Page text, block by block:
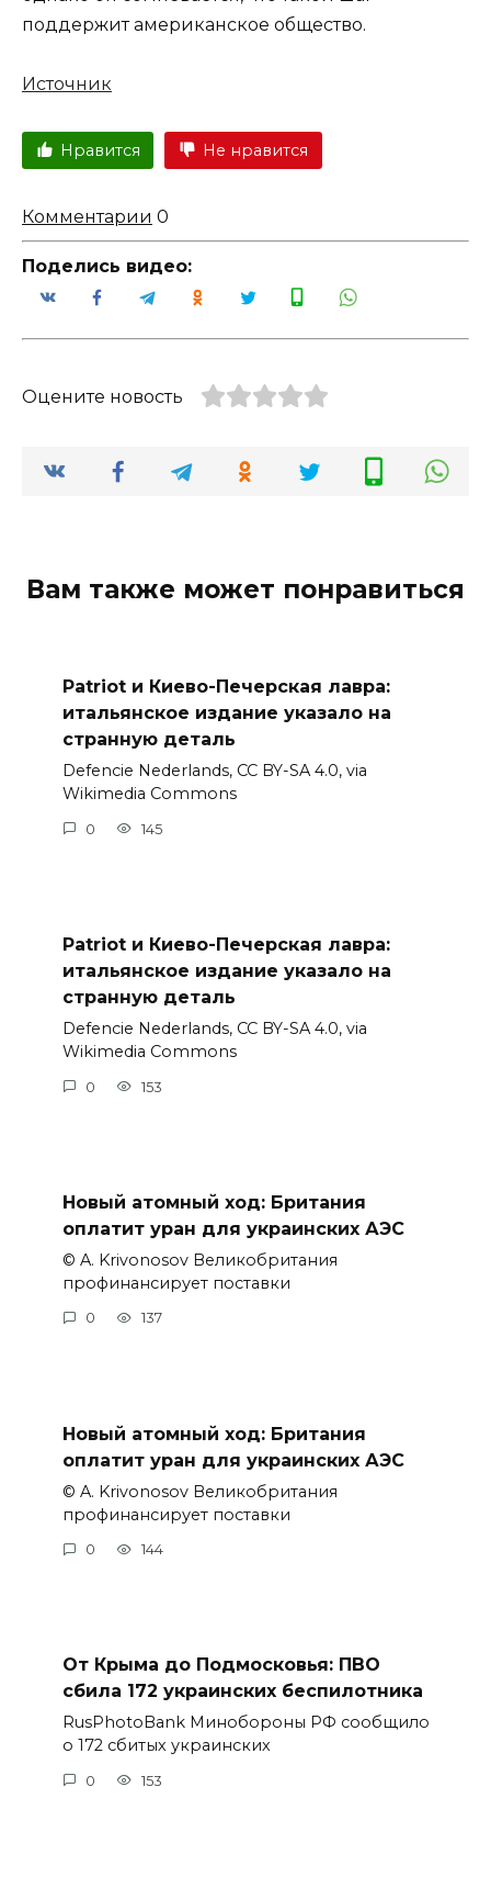
поддержит американское общество.
Источник
Нравится Не нравится
Комментарии 0
Поделись видео:
Оцените новость
Вам также может понравиться
Patriot и Киево-Печерская лавра:
итальянское издание указало на
странную деталь
Defencie Nederlands, CC BY-SA 4.0, via
Wikimedia Commons
0 145
Patriot и Киево-Печерская лавра:
итальянское издание указало на
странную деталь
Defencie Nederlands, CC BY-SA 4.0, via
Wikimedia Commons
0 153
Новый атомный ход: Британия
оплатит уран для украинских АЭС
© A. Krivonosov Великобритания
профинансирует поставки
0 137
Новый атомный ход: Британия
оплатит уран для украинских АЭС
© A. Krivonosov Великобритания
профинансирует поставки
0 144
От Крыма до Подмосковья: ПВО
сбила 172 украинских беспилотника
RusPhotoBank Минобороны РФ сообщило
о 172 сбитых украинских
0 153